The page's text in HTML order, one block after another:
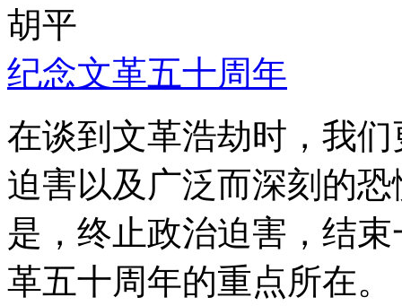
胡平
纪念文革五十周年
在谈到文革浩劫时，我
迫害以及广泛而深刻的
是，终止政治迫害，结
革五十周年的重点所在。